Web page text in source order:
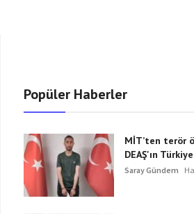
Popüler Haberler
MİT’ten terör
DEAŞ'ın
Saray Gündem